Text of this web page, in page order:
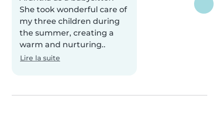
She took wonderful care of
my three children during
the summer, creating a
warm and nurturing..
Lire la suite